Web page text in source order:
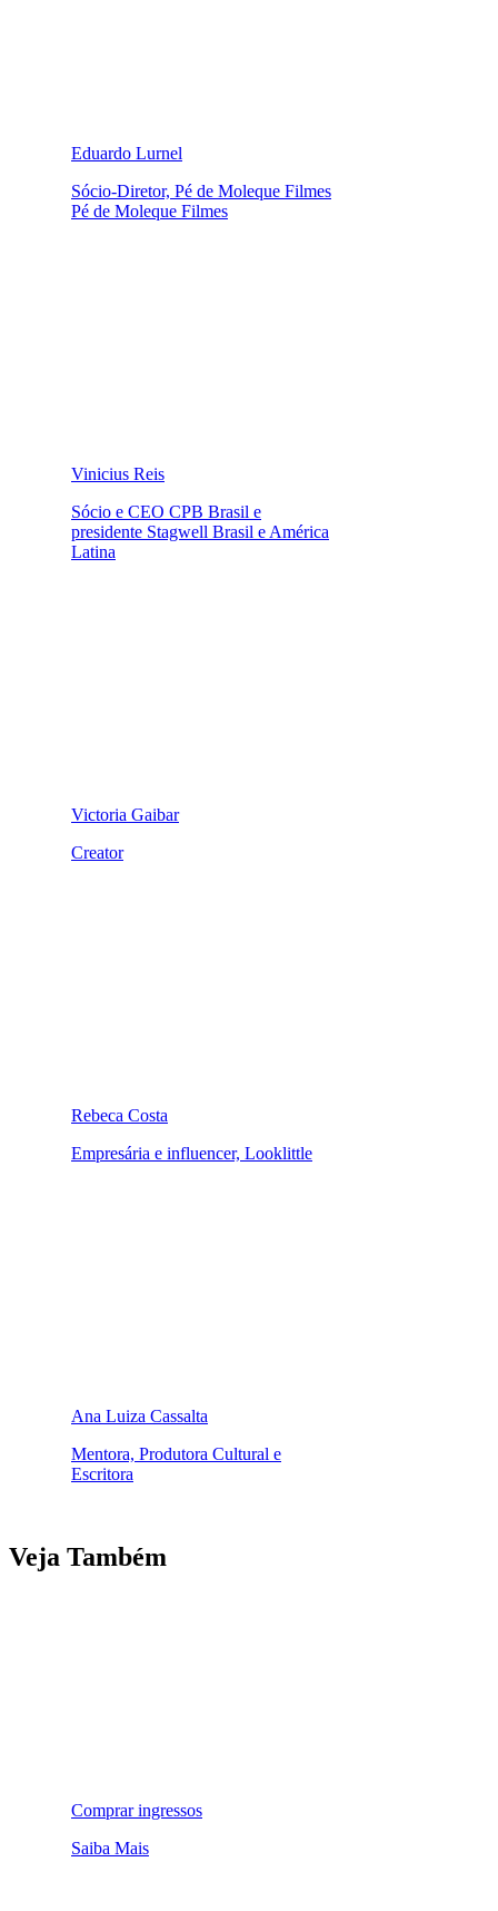
Eduardo Lurnel
Sócio-Diretor, Pé de Moleque Filmes
Pé de Moleque Filmes
Vinicius Reis
Sócio e CEO CPB Brasil e
presidente Stagwell Brasil e América
Latina
Victoria Gaibar
Creator
Rebeca Costa
Empresária e influencer, Looklittle
Ana Luiza Cassalta
Mentora, Produtora Cultural e
Escritora
Veja Também
Comprar ingressos
Saiba Mais